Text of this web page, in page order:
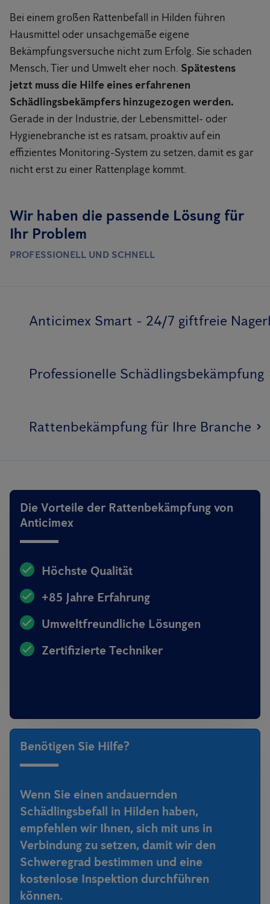
Bei einem großen Rattenbefall in Hilden führen
Hausmittel oder unsachgemäße eigene
Bekämpfungsversuche nicht zum Erfolg. Sie schaden
Mensch, Tier und Umwelt eher noch. Spätestens
jetzt muss die Hilfe eines erfahrenen
Schädlingsbekämpfers hinzugezogen werden.
Gerade in der Industrie, der Lebensmittel- oder
Hygienebranche ist es ratsam, proaktiv auf ein
effizientes Monitoring-System zu setzen, damit es gar
nicht erst zu einer Rattenplage kommt.
Wir haben die passende Lösung für
Ihr Problem
PROFESSIONELL UND SCHNELL
Anticimex Smart - 24/7 giftfreie
Professionelle Schädlingsbekämpfung
Rattenbekämpfung für Ihre Branche
Die Vorteile der Rattenbekämpfung von
Anticimex
Höchste Qualität
+85 Jahre Erfahrung
Umweltfreundliche Lösungen
Zertifizierte Techniker
Benötigen Sie Hilfe?
Wenn Sie einen andauernden
Schädlingsbefall in Hilden haben,
empfehlen wir Ihnen, sich mit uns in
Verbindung zu setzen, damit wir den
Schweregrad bestimmen und eine
kostenlose Inspektion durchführen
können.